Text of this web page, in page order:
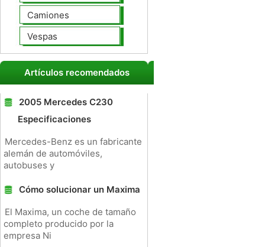
Camiones
Vespas
Artículos recomendados
2005 Mercedes C230
Especificaciones
Mercedes-Benz es un fabricante
alemán de automóviles,
autobuses y
Cómo solucionar un Maxima
El Maxima, un coche de tamaño
completo producido por la
empresa Ni